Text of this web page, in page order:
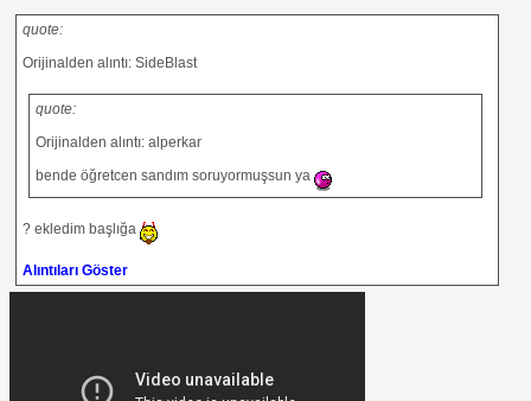
quote:
Orijinalden alıntı: SideBlast
quote:
Orijinalden alıntı: alperkar
bende öğretcen sandım soruyormuşsun ya
? ekledim başlığa
Alıntıları Göster